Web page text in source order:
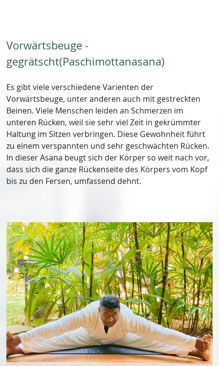
Vorwärtsbeuge -
gegrätscht(Paschimottanasana)
Es gibt viele verschiedene Varienten der
Vorwärtsbeuge, unter anderen auch mit gestreckten
Beinen. Viele Menschen leiden an Schmerzen im
unteren Rücken, weil sie sehr viel Zeit in gekrümmter
Haltung im Sitzen verbringen. Diese Gewohnheit führt
zu einem verspannten und sehr geschwächten Rücken.
In dieser Asana beugt sich der Körper so weit nach vor,
dass sich die ganze Rückenseite des Körpers vom Kopf
bis zu den Fersen, umfassend dehnt.